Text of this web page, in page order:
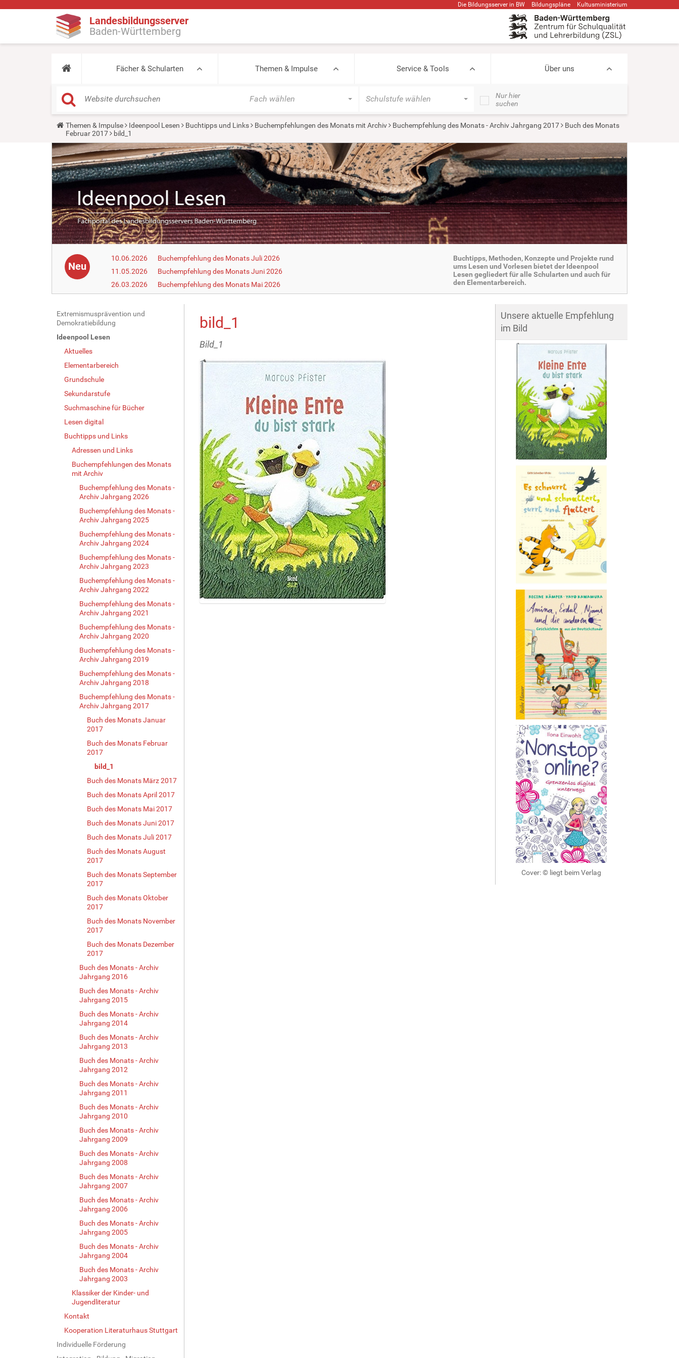
Die Bildungsserver in BW Bildungspläne Kultusministerium
Landesbildungsserver
Baden-Württemberg
Fächer & Schularten Themen & Impulse Service & Tools Über uns
Fach wählen Schulstufe wählen
Nur hier
suchen
Y
u
a
r
e
h
e
:
Themen & Impulse Ideenpool Lesen Buchtipps und Links Buchempfehlungen des Monats mit Archiv Buchempfehlung des Monats - Archiv Jahrgang 2017
Buch des Monats
Februar 2017
bild_1
Neu
10.06.2026
Buchempfehlung des Monats Juli 2026
11.05.2026
Buchempfehlung des Monats Juni 2026
26.03.2026
Buchempfehlung des Monats Mai 2026
Buchtipps, Methoden, Konzepte und Projekte rund
ums Lesen und Vorlesen bietet der Ideenpool
Lesen gegliedert für alle Schularten und auch für
den Elementarbereich.
N
a
v
Extremismusprävention und
Demokratiebildung
Ideenpool Lesen
Aktuelles
Elementarbereich
Grundschule
Sekundarstufe
Suchmaschine für Bücher
Lesen digital
Buchtipps und Links
Adressen und Links
Buchempfehlungen des Monats
mit Archiv
Buchempfehlung des Monats -
Archiv Jahrgang 2026
Buchempfehlung des Monats -
Archiv Jahrgang 2025
Buchempfehlung des Monats -
Archiv Jahrgang 2024
Buchempfehlung des Monats -
Archiv Jahrgang 2023
Buchempfehlung des Monats -
Archiv Jahrgang 2022
Buchempfehlung des Monats -
Archiv Jahrgang 2021
Buchempfehlung des Monats -
Archiv Jahrgang 2020
Buchempfehlung des Monats -
Archiv Jahrgang 2019
Buchempfehlung des Monats -
Archiv Jahrgang 2018
Buchempfehlung des Monats -
Archiv Jahrgang 2017
Buch des Monats Januar
2017
Buch des Monats Februar
2017
bild_1
Buch des Monats März 2017
Buch des Monats April 2017
Buch des Monats Mai 2017
Buch des Monats Juni 2017
Buch des Monats Juli 2017
Buch des Monats August
2017
Buch des Monats September
2017
Buch des Monats Oktober
2017
Buch des Monats November
2017
Buch des Monats Dezember
2017
Buch des Monats - Archiv
Jahrgang 2016
Buch des Monats - Archiv
Jahrgang 2015
Buch des Monats - Archiv
Jahrgang 2014
Buch des Monats - Archiv
Jahrgang 2013
Buch des Monats - Archiv
Jahrgang 2012
Buch des Monats - Archiv
Jahrgang 2011
Buch des Monats - Archiv
Jahrgang 2010
Buch des Monats - Archiv
Jahrgang 2009
Buch des Monats - Archiv
Jahrgang 2008
Buch des Monats - Archiv
Jahrgang 2007
Buch des Monats - Archiv
Jahrgang 2006
Buch des Monats - Archiv
Jahrgang 2005
Buch des Monats - Archiv
Jahrgang 2004
Buch des Monats - Archiv
Jahrgang 2003
Klassiker der Kinder- und
Jugendliteratur
Kontakt
Kooperation Literaturhaus Stuttgart
Individuelle Förderung
bild_1
Bild_1
Unsere aktuelle Empfehlung
im Bild
Cover: © liegt beim Verlag